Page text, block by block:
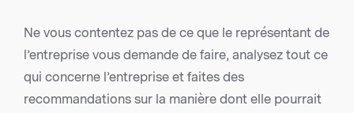
Ne vous contentez pas de ce que le représentant de
l’entreprise vous demande de faire, analysez tout ce
qui concerne l’entreprise et faites des
recommandations sur la manière dont elle pourrait